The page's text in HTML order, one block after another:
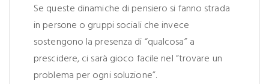
Se queste dinamiche di pensiero si fanno strada
in persone o gruppi sociali che invece
sostengono la presenza di “qualcosa” a
prescidere, ci sarà gioco facile nel “trovare un
problema per ogni soluzione”.